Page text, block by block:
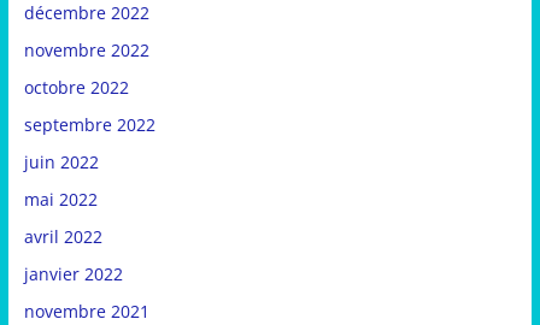
décembre 2022
novembre 2022
octobre 2022
septembre 2022
juin 2022
mai 2022
avril 2022
janvier 2022
novembre 2021